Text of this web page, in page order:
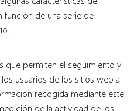
función de una serie de
que permiten el seguimiento y
usuarios de los sitios web a
recogida mediante este